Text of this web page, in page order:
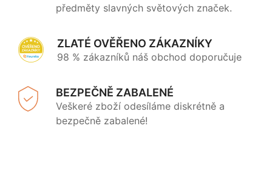
předměty slavných světových značek.
ZLATÉ OVĚŘENO ZÁKAZNÍKY
98 % zákazníků náš obchod doporučuje
BEZPEČNĚ ZABALENÉ
Veškeré zboží odesíláme diskrétně a
bezpečně zabalené!